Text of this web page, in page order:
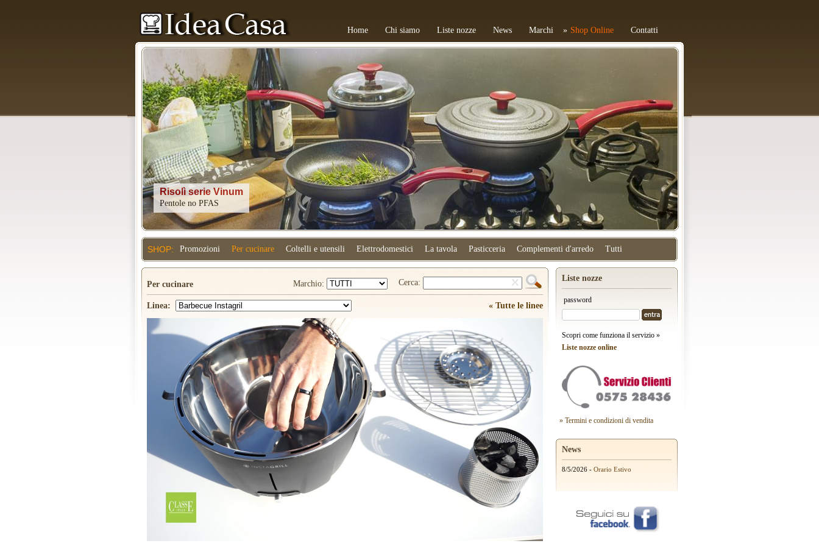
Home Chi siamo Liste nozze News Marchi Shop Online Contatti
Kitchenaid
SHOP: Promozioni Per cucinare Coltelli e utensili Elettrodomestici La tavola Pasticceria Complementi d'arredo Tutti
Per cucinare Marchio: Cerca:
Linea: « Tutte le linee
Liste nozze
password
Scopri come funziona il servizio »
Liste nozze online
» Termini e condizioni di vendita
News
8/5/2026 - Orario Estivo